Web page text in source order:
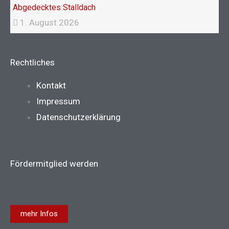
Abgedecktes Stalldach
1. August 2026
Rechtliches
Main
Menu
Kontakt
Impressum
Datenschutzerklärung
Fördermitglied werden
mehr Infos